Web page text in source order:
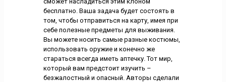
бесплатно. Ваша задача будет состоять в
том, чтобы отправиться на карту, имея при
себе полезные предметы для выживания.
Вы можете носить самые разные костюмы,
использовать оружие и конечно же
стараться всегда иметь аптечку. Тот мир,
который вам предстоит изучить –
безжалостный и опасный. Авторы сделали